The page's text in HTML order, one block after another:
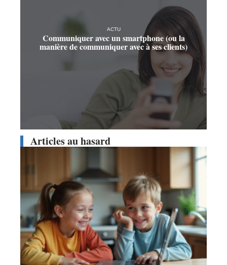
ACTU
Communiquer avec un smartphone (ou la
manière de communiquer avec à ses clients)
Articles au hasard